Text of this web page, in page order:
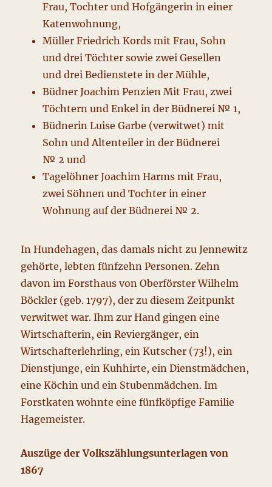
Frau, Tochter und Hofgängerin in einer
Katenwohnung,
Müller Friedrich Kords mit Frau, Sohn
und drei Töchter sowie zwei Gesellen
und drei Bedienstete in der Mühle,
Büdner Joachim Penzien Mit Frau, zwei
Töchtern und Enkel in der Büdnerei № 1,
Büdnerin Luise Garbe (verwitwet) mit
Sohn und Altenteiler in der Büdnerei
№ 2 und
Tagelöhner Joachim Harms mit Frau,
zwei Söhnen und Tochter in einer
Wohnung auf der Büdnerei № 2.
In Hundehagen, das damals nicht zu Jennewitz
gehörte, lebten fünfzehn Personen. Zehn
davon im Forsthaus von Oberförster Wilhelm
Böckler (geb. 1797), der zu diesem Zeitpunkt
verwitwet war. Ihm zur Hand gingen eine
Wirtschafterin, ein Reviergänger, ein
Wirtschafterlehrling, ein Kutscher (73!), ein
Dienstjunge, ein Kuhhirte, ein Dienstmädchen,
eine Köchin und ein Stubenmädchen. Im
Forstkaten wohnte eine fünfköpfige Familie
Hagemeister.
Auszüge der Volkszählungsunterlagen von
1867